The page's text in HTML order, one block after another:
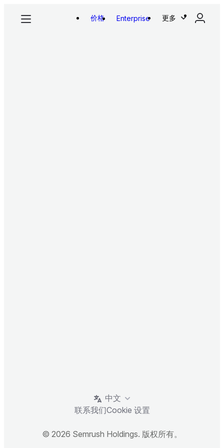
价格 Enterprise 更多
中文
联系我们Cookie 设置
© 2026 Semrush Holdings. 版权所有。